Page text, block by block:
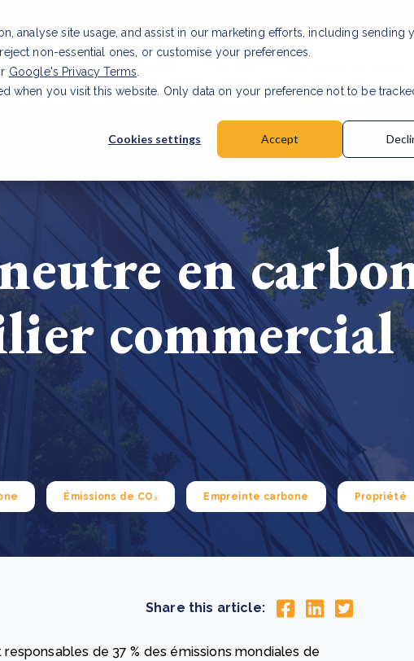
analyse site usage, and assist in our marketing efforts, including sending
non-essential ones, or customise your preferences.
Google's Privacy Terms
when you visit this website. Only data on your preference not to be
Cookies settings Accept
Services et produits
for CSRD
En savoir plus
How community stewardship makes carbon credits
durable
En savoir
Read Article
en
commercial
Émissions de CO₂ Empreinte carbone Propriété
Share this article:
de 37 % des émissions mondiales de